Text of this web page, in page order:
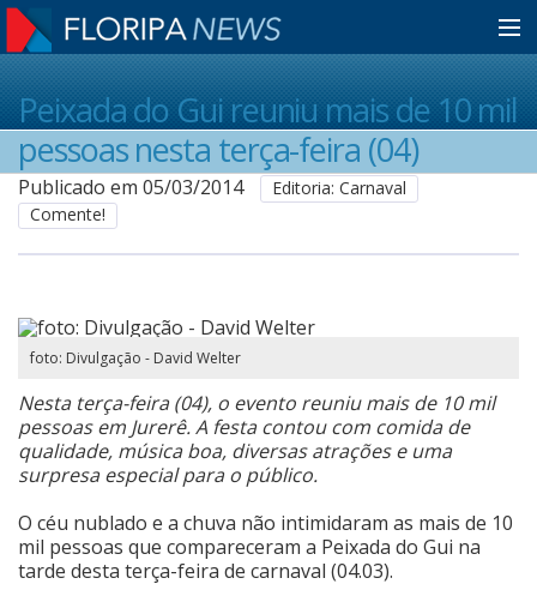
Home
Notícias
Colunistas
Classificados
Guia de Serviços
Cinema
Peixada do Gui reuniu mais de 10 mil
pessoas nesta terça-feira (04)
Publicado em 05/03/2014
Editoria: Carnaval
Comente!
foto: Divulgação - David Welter
Nesta terça-feira (04), o evento reuniu mais de 10 mil
pessoas em Jurerê. A festa contou com comida de
qualidade, música boa, diversas atrações e uma
surpresa especial para o público.
O céu nublado e a chuva não intimidaram as mais de 10
mil pessoas que compareceram a Peixada do Gui na
tarde desta terça-feira de carnaval (04.03).